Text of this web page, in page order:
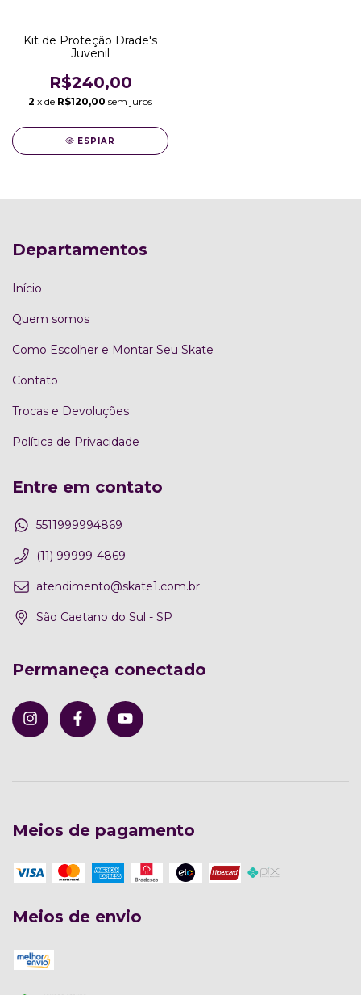
Kit de Proteção Drade's
Juvenil
R$240,00
2 x de R$120,00 sem juros
ESPIAR
Departamentos
Início
Quem somos
Como Escolher e Montar Seu Skate
Contato
Trocas e Devoluções
Política de Privacidade
Entre em contato
5511999994869
(11) 99999-4869
atendimento@skate1.com.br
São Caetano do Sul - SP
Permaneça conectado
Meios de pagamento
Meios de envio